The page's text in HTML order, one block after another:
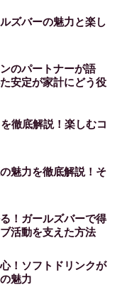
ズバーの魅力と楽し
のパートナーが語
安定が家計にどう役
徹底解説！楽しむコ
魅力を徹底解説！そ
！ガールズバーで得
活動を支えた方法
！ソフトドリンクが
魅力